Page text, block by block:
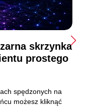
skrzynka
prostego
spędzonych na
możesz kliknąć